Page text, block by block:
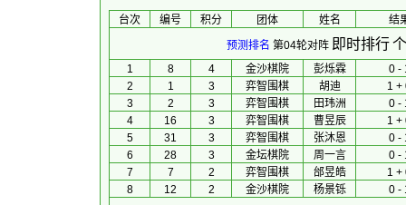
台次 编号 积分 团体 姓名
结
预测排名 第04轮对阵 即时排行
1 8 4 金沙棋院 彭烁霖
0 -
2
1 3 弈智围棋 胡迪
1 +
3
2 3 弈智围棋 田玮洲
0 -
4
16 3 弈智围棋 曹昱辰
1 +
5
31 3 弈智围棋 张沐恩
0 -
6
28 3 金坛棋院 周一言
0 -
7
7 2 弈智围棋 邰昱皓
1 +
8
12 2 金沙棋院 杨景铄 0 -